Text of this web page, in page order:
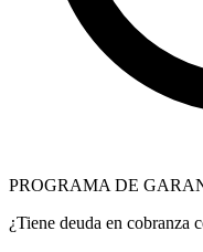
PROGRAMA DE
¿Tiene deuda en cobranza